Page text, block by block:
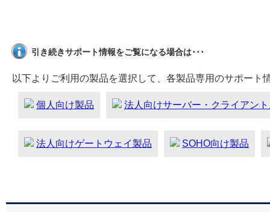
引き続きサポート情報をご覧になる場合は･･･
以下よりご利用の製品を選択して、各製品専用のサポート
個人向け製品 法人向けサーバー・クライアン
法人向けゲートウェイ製品 SOHO向け製品